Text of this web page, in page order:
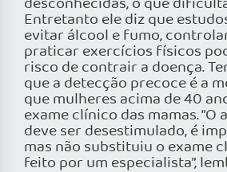
Entretanto ele diz que
evitar álcool e fumo,
praticar exercícios físicos
risco de contrair a doença.
que a detecção precoce é a
que mulheres acima de 40
exame clínico das mamas.
deve ser desestimulado, é
mas não substituiu o exame
feito por um especialista”,